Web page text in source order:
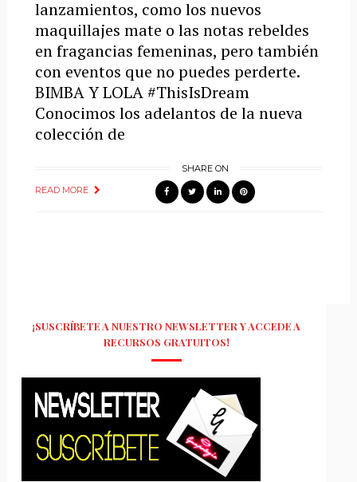
lanzamientos, como los nuevos
maquillajes mate o las notas rebeldes
en fragancias femeninas, pero también
con eventos que no puedes perderte.
BIMBA Y LOLA #ThisIsDream
Conocimos los adelantos de la nueva
colección de
READ MORE
SHARE ON
¡SUSCRÍBETE A NUESTRO NEWSLETTER Y ACCEDE A
RECURSOS GRATUITOS!